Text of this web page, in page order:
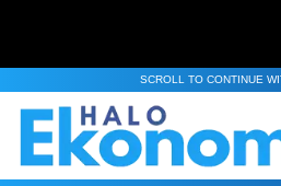
SCROLL TO CONTINUE